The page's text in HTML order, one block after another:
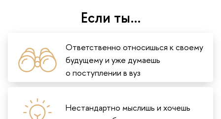
Если ты…
Ответственно относишься к своему
будущему и уже думаешь
о поступлении в вуз
Нестандартно мыслишь и хочешь